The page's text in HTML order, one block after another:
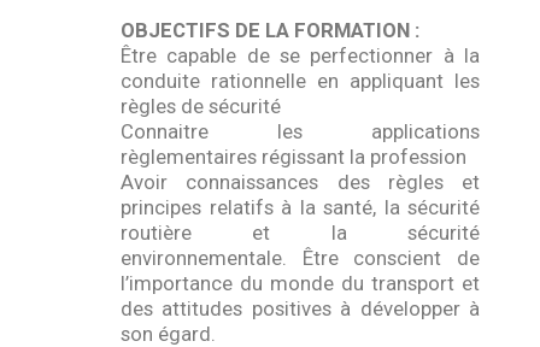
OBJECTIFS DE LA FORMATION :
Être capable de se perfectionner à la
conduite rationnelle en appliquant les
règles de sécurité
Connaitre les applications
règlementaires régissant la profession
Avoir connaissances des règles et
principes relatifs à la santé, la sécurité
routière et la sécurité
environnementale. Être conscient de
l’importance du monde du transport et
des attitudes positives à développer à
son égard.